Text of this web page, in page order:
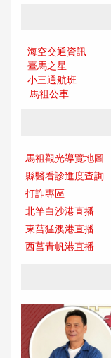
海空交通資訊
臺馬之星
小三通航班
馬祖公車
馬祖觀光導覽地圖
縣醫看診進度查詢
打詐專區
北竿白沙港直播
東莒猛澳港直播
西莒青帆港直播